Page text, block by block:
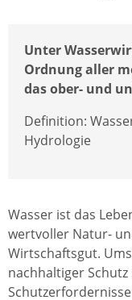
Unter
Ordnung aller
das ober- und
Definition:
Hydrologie
Wasser ist das
wertvoller Natur-
Wirtschaftsgut.
nachhaltiger